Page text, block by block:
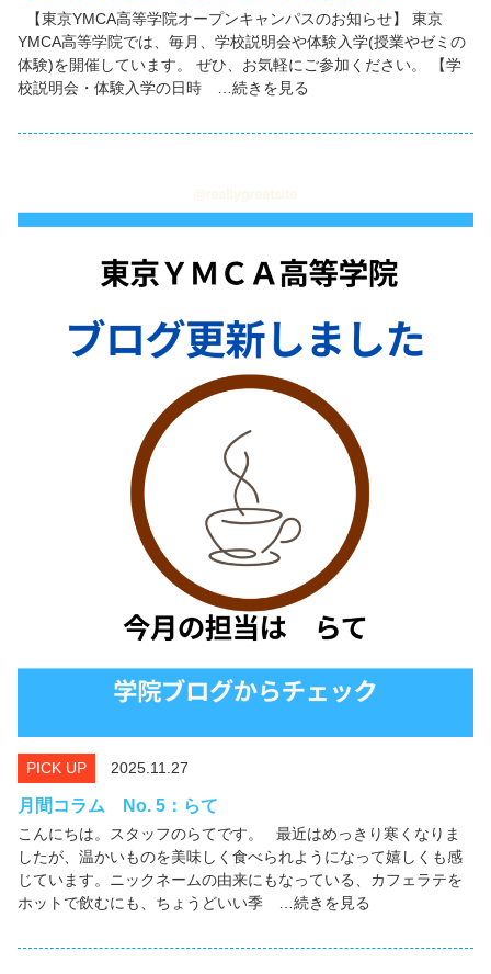
【東京YMCA高等学院オープンキャンパスのお知らせ】 東京
YMCA高等学院では、毎月、学校説明会や体験入学(授業やゼミの
体験)を開催しています。 ぜひ、お気軽にご参加ください。 【学
校説明会・体験入学の日時 …続きを見る
PICK UP 2025.11.27
月間コラム No. 5：らて
こんにちは。スタッフのらてです。 最近はめっきり寒くなりま
したが、温かいものを美味しく食べられようになって嬉しくも感
じています。ニックネームの由来にもなっている、カフェラテを
ホットで飲むにも、ちょうどいい季 …続きを見る